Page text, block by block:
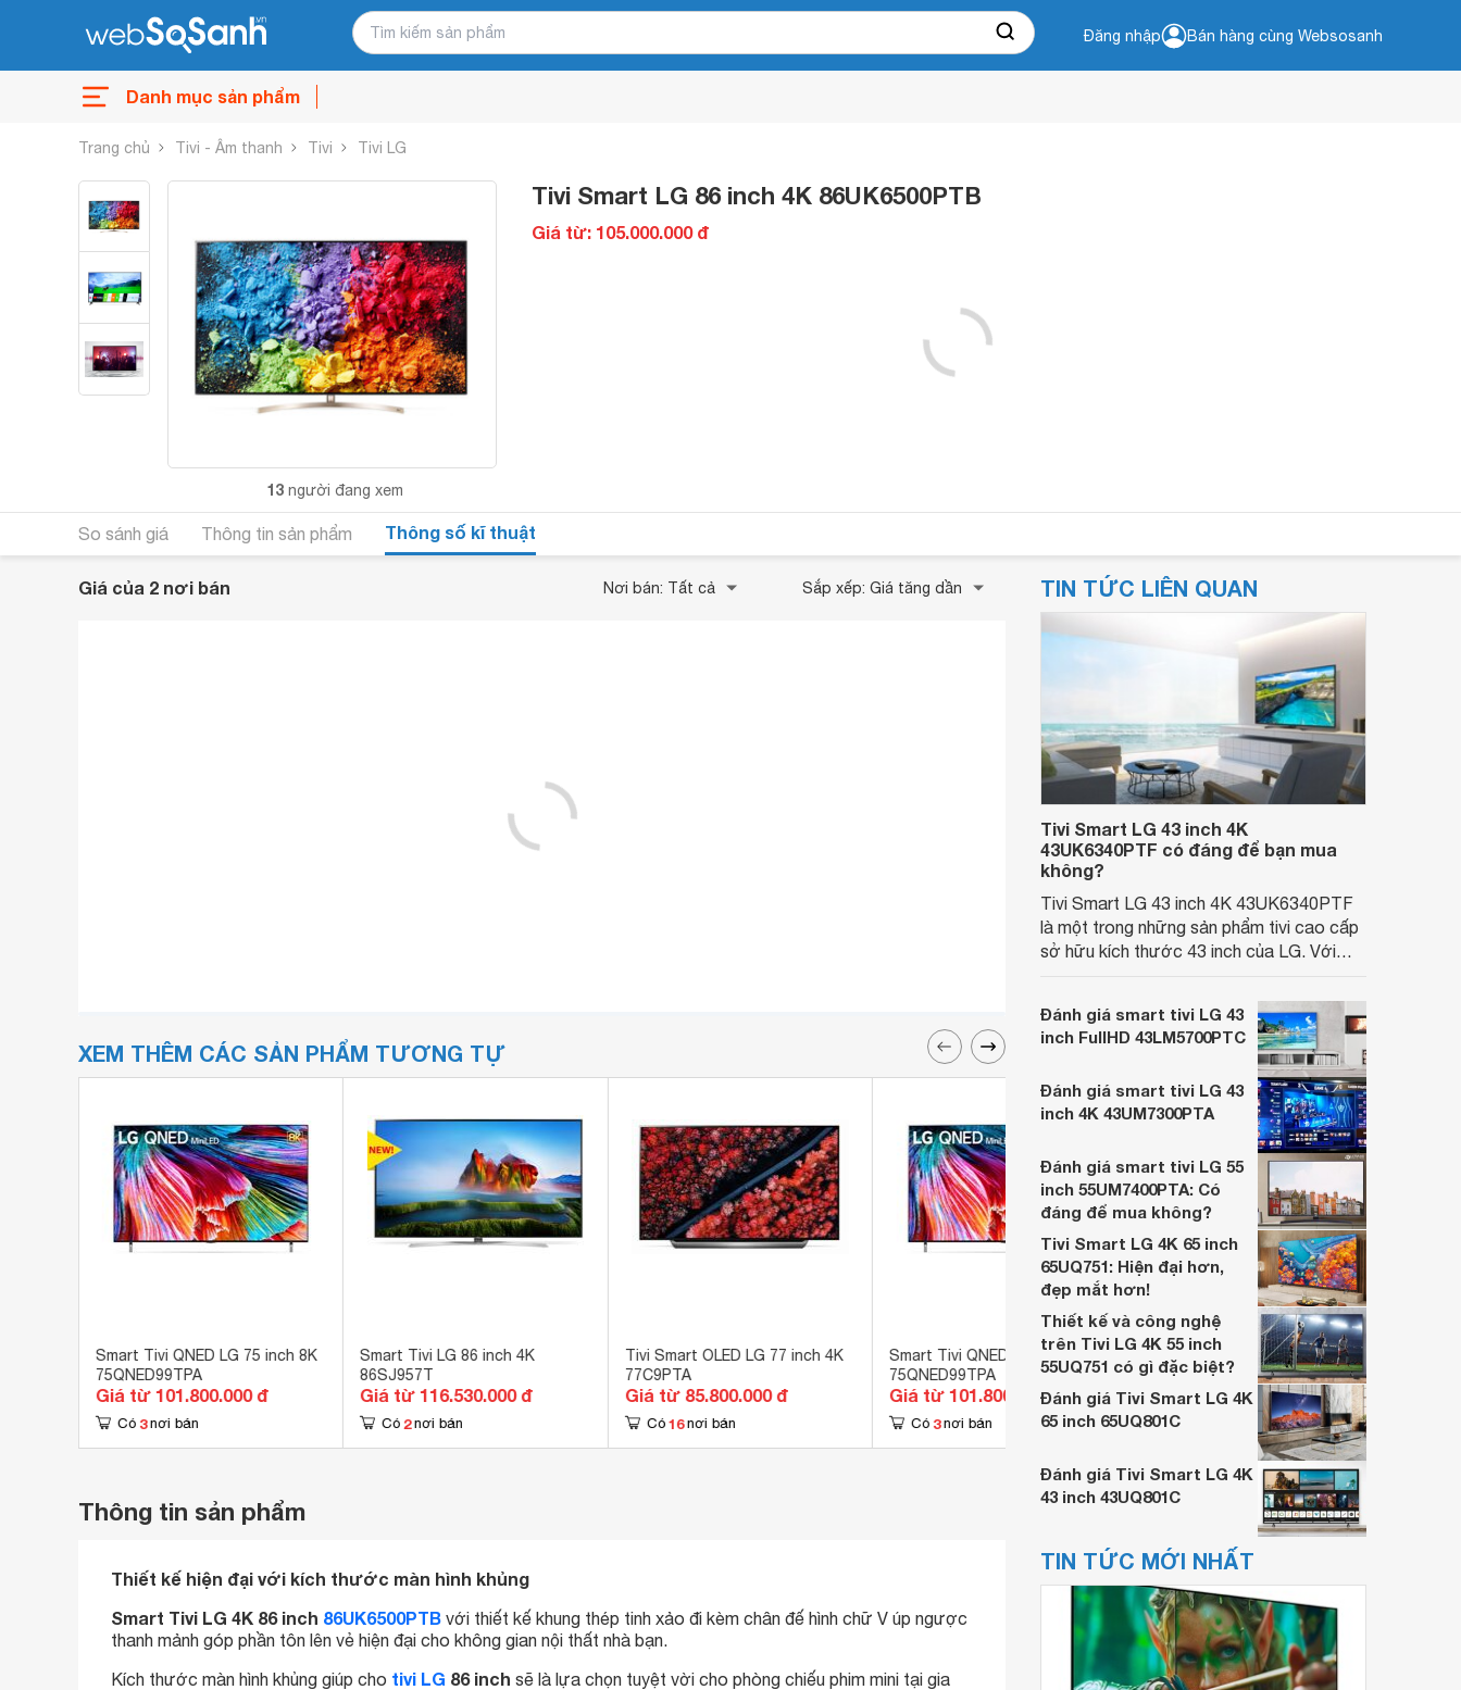
Đăng nhập Bán hàng cùng Websosanh
Danh mục sản phẩm
Trang chủ Tivi - Âm thanh Tivi Tivi LG
13 người đang xem
Tivi Smart LG 86 inch 4K 86UK6500PTB
Giá từ: 105.000.000 đ
So sánh giá Thông tin sản phẩm Thông số kĩ thuật
Giá của 2 nơi bán Nơi bán: Tất cả Sắp xếp: Giá tăng dần
XEM THÊM CÁC SẢN PHẨM TƯƠNG TỰ
Smart Tivi QNED LG 75 inch 8K
75QNED99TPA
Giá từ 101.800.000 đ
Có 3 nơi bán
Smart Tivi LG 86 inch 4K
86SJ957T
Giá từ 116.530.000 đ
Có 2 nơi bán
Tivi Smart OLED LG 77 inch 4K
77C9PTA
Giá từ 85.800.000 đ
Có 16 nơi bán
Smart Tivi QNED LG 75 inch 8K
75QNED99TPA
Giá từ 101.800.000 đ
Có 3 nơi bán
Smart Tivi LG 86 inch 4K
86SJ957T
Giá từ 116.530.000 đ
Có
Thông tin sản phẩm
Thiết kế hiện đại với kích thước màn hình khủng
Smart Tivi LG 4K 86 inch 86UK6500PTB với thiết kế khung thép tinh xảo đi kèm chân đế hình chữ V úp ngược
thanh mảnh góp phần tôn lên vẻ hiện đại cho không gian nội thất nhà bạn.
Kích thước màn hình khủng giúp cho tivi LG 86 inch sẽ là lựa chọn tuyệt vời cho phòng chiếu phim mini tại gia
TIN TỨC LIÊN QUAN
Tivi Smart LG 43 inch 4K
43UK6340PTF có đáng để bạn mua
không?
Tivi Smart LG 43 inch 4K 43UK6340PTF
là một trong những sản phẩm tivi cao cấp
sở hữu kích thước 43 inch của LG. Với
thông minh WebOS, LG 43UK6340PTF
mang lại cho người dùng những trải
nghiệm hình ảnh và âm thanh tuyệt vời.
Đánh giá smart tivi LG 43
inch FullHD 43LM5700PTC
Đánh giá smart tivi LG 43
inch 4K 43UM7300PTA
Đánh giá smart tivi LG 55
inch 55UM7400PTA: Có
đáng để mua không?
Tivi Smart LG 4K 65 inch
65UQ751: Hiện đại hơn,
đẹp mắt hơn!
Thiết kế và công nghệ
trên Tivi LG 4K 55 inch
55UQ751 có gì đặc biệt?
Đánh giá Tivi Smart LG 4K
65 inch 65UQ801C
Đánh giá Tivi Smart LG 4K
43 inch 43UQ801C
TIN TỨC MỚI NHẤT